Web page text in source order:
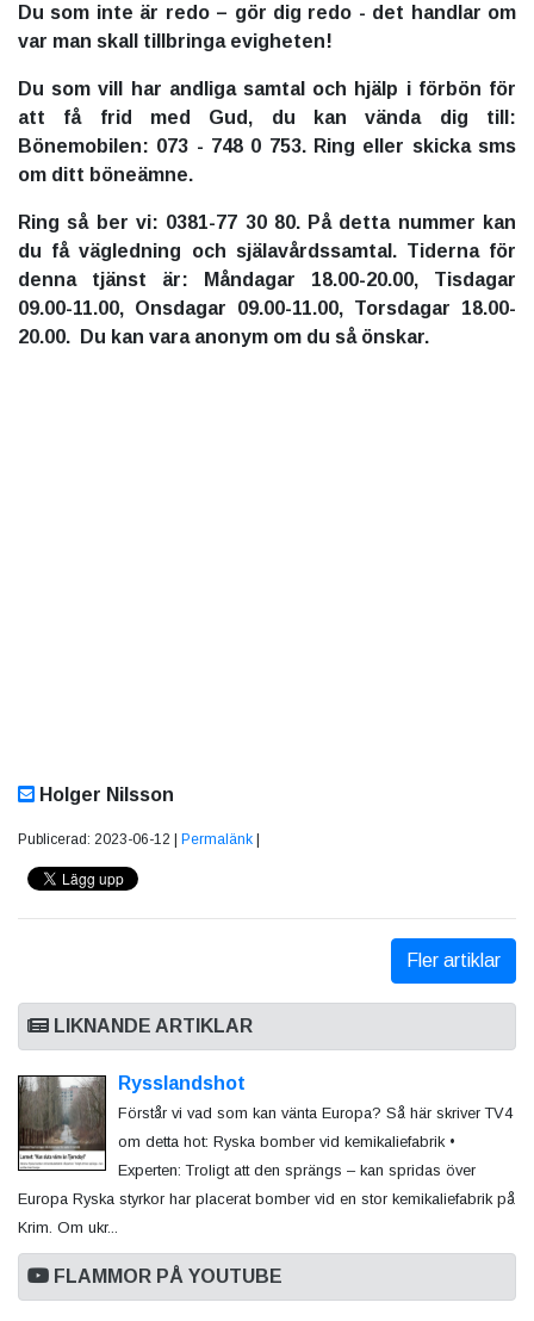
Du som inte är redo – gör dig redo - det handlar om
var man skall tillbringa evigheten!
Du som vill har andliga samtal och hjälp i förbön för
att få frid med Gud, du kan vända dig till:
Bönemobilen: 073 - 748 0 753. Ring eller skicka sms
om ditt böneämne.
Ring så ber vi: 0381-77 30 80. På detta nummer kan
du få vägledning och själavårdssamtal. Tiderna för
denna tjänst är: Måndagar 18.00-20.00, Tisdagar
09.00-11.00, Onsdagar 09.00-11.00, Torsdagar 18.00-
20.00. Du kan vara anonym om du så önskar.
Holger Nilsson
Publicerad: 2023-06-12 | Permalänk |
Fler artiklar
LIKNANDE ARTIKLAR
Rysslandshot
Förstår vi vad som kan vänta Europa? Så här skriver TV4
om detta hot: Ryska bomber vid kemikaliefabrik •
Experten: Troligt att den sprängs – kan spridas över
Europa Ryska styrkor har placerat bomber vid en stor kemikaliefabrik på
Krim. Om ukr...
FLAMMOR PÅ YOUTUBE